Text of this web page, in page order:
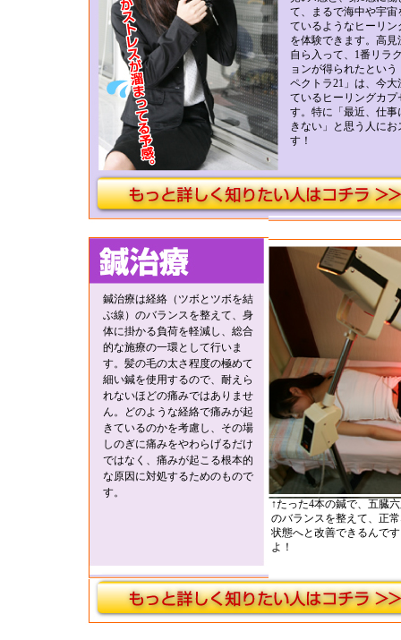
て、まるで海中や宇宙
ているようなヒーリン
を体験できます。高見
自ら入って、1番リラ
ョンが得られたという
ペクトラ21」は、今大
ているヒーリングカプ
す。特に「最近、仕事
きない」と思う人にお
す！
鍼治療は経絡（ツボとツボを結
ぶ線）のバランスを整えて、身
体に掛かる負荷を軽減し、総合
的な施療の一環として行いま
す。髪の毛の太さ程度の極めて
細い鍼を使用するので、耐えら
れないほどの痛みではありませ
ん。どのような経絡で痛みが起
きているのかを考慮し、その場
しのぎに痛みをやわらげるだけ
ではなく、痛みが起こる根本的
な原因に対処するためのもので
す。
↑たった4本の鍼で、五臓
のバランスを整えて、正
状態へと改善できるんです
よ！